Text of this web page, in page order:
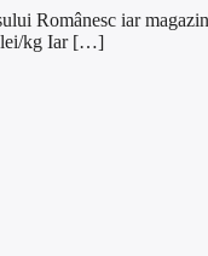
Românesc iar
lei/kg Iar […]